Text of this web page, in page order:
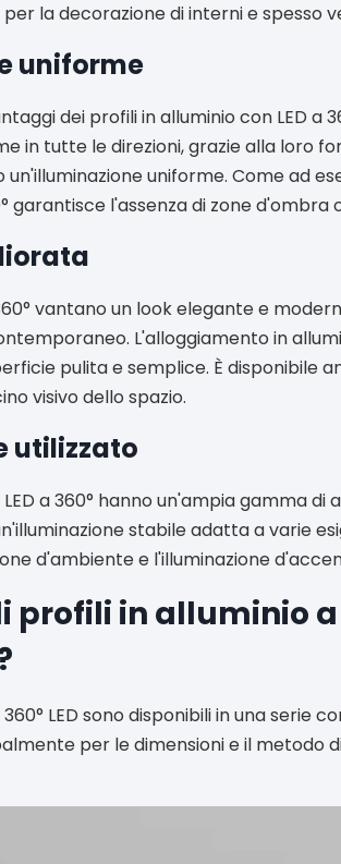
per la decorazione di interni e spesso
uniforme
dei profili in alluminio con LED
in tutte le direzioni, grazie alla loro
un'illuminazione uniforme. Come ad
garantisce l'assenza di zone d'ombra
vantano un look elegante e
L'alloggiamento in
pulita e semplice. È disponibile
visivo dello spazio.
utilizzato
a 360° hanno un'ampia gamma
stabile adatta a varie
d'ambiente e l'illuminazione
profili in alluminio a
LED sono disponibili in una serie
per le dimensioni e il metodo